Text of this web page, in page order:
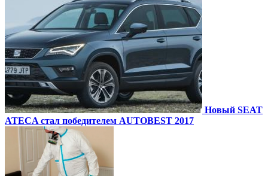
Новый SEAT
ATECA стал победителем AUTOBEST 2017